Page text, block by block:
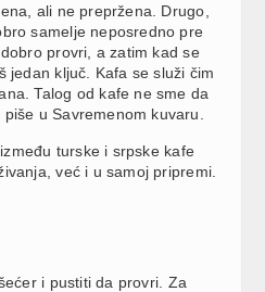
ali ne prepržena. Drugo,
samelje neposredno pre
provri, a zatim kad se
jedan ključ. Kafa se služi čim
Talog od kafe ne sme da
u Savremenom kuvaru.
turske i srpske kafe
već i u samoj pripremi.
i pustiti da provri. Za